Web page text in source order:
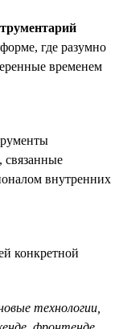
где разумно
временем
связанные
внутренних
конкретной
технологии,